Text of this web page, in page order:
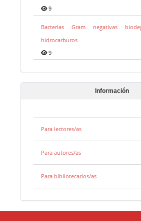
9
Bacterias Gram negativas
hidrocarburos
9
Información
Para lectores/as
Para autores/as
Para bibliotecarios/as